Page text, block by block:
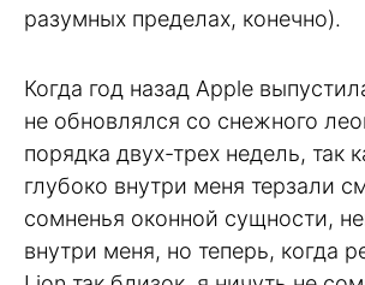
разумных пределах, конечно).
Когда год назад Apple
не обновлялся со снежного
порядка двух-трех недель, так
глубоко внутри меня терзали
сомненья оконной сущности,
внутри меня, но теперь, когда